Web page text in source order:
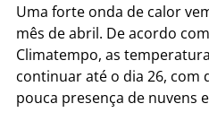
Uma forte onda de calor
mês de abril. De acordo
Climatempo, as
continuar até o dia 26, com
pouca presença de nuvens